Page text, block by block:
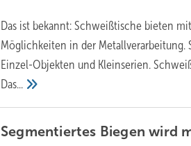
Das ist bekannt: Schweißtische bieten
Möglichkeiten in der
Einzel-Objekten und Kleinserien.
Das...
Segmentiertes Biegen wird